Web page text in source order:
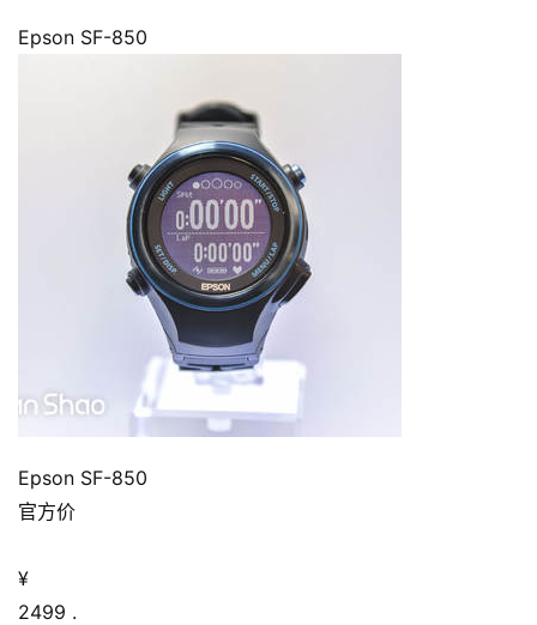
Epson SF-850
Epson SF-850
官方价
¥
2499 .